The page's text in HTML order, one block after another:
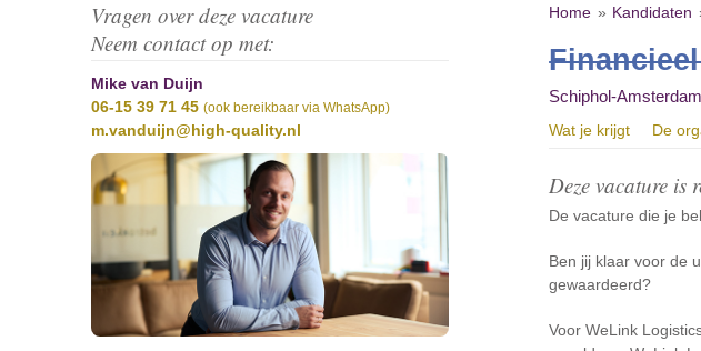
Vragen over deze vacature
Neem contact op met:
Mike van Duijn
06-15 39 71 45 (ook bereikbaar via WhatsApp)
m.vanduijn@high-quality.nl
Home Kandidaten
Schiphol-
Wat je krijgt De
Deze vacature is
De vacature die je
Ben jij klaar voor de
gewaardeerd?
Voor WeLink